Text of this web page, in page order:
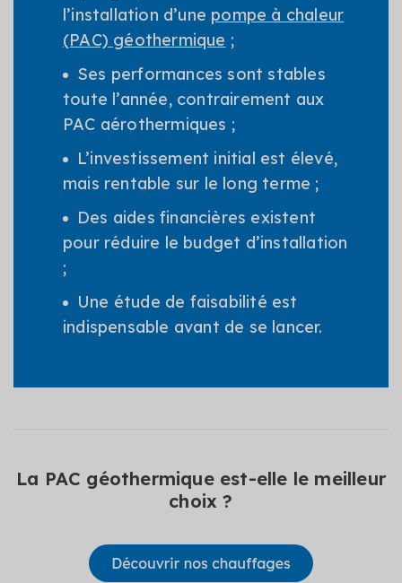
l’installation d’une pompe à chaleur
(PAC) géothermique ;
Ses performances sont stables
toute l’année, contrairement aux
PAC aérothermiques ;
L’investissement initial est élevé,
mais rentable sur le long terme ;
Des aides financières existent
pour réduire le budget d’installation
;
Une étude de faisabilité est
indispensable avant de se lancer.
La PAC géothermique est-elle le meilleur
choix ?